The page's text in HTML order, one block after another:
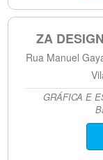
ZA
Rua Manuel
GRÁFICA E